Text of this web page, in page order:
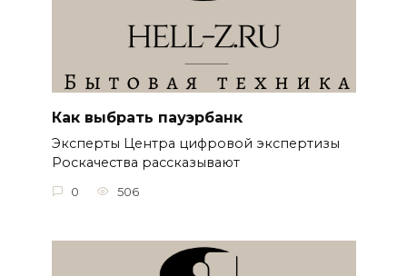
Как выбрать пауэрбанк
Эксперты Центра цифровой экспертизы
Роскачества рассказывают
0 506